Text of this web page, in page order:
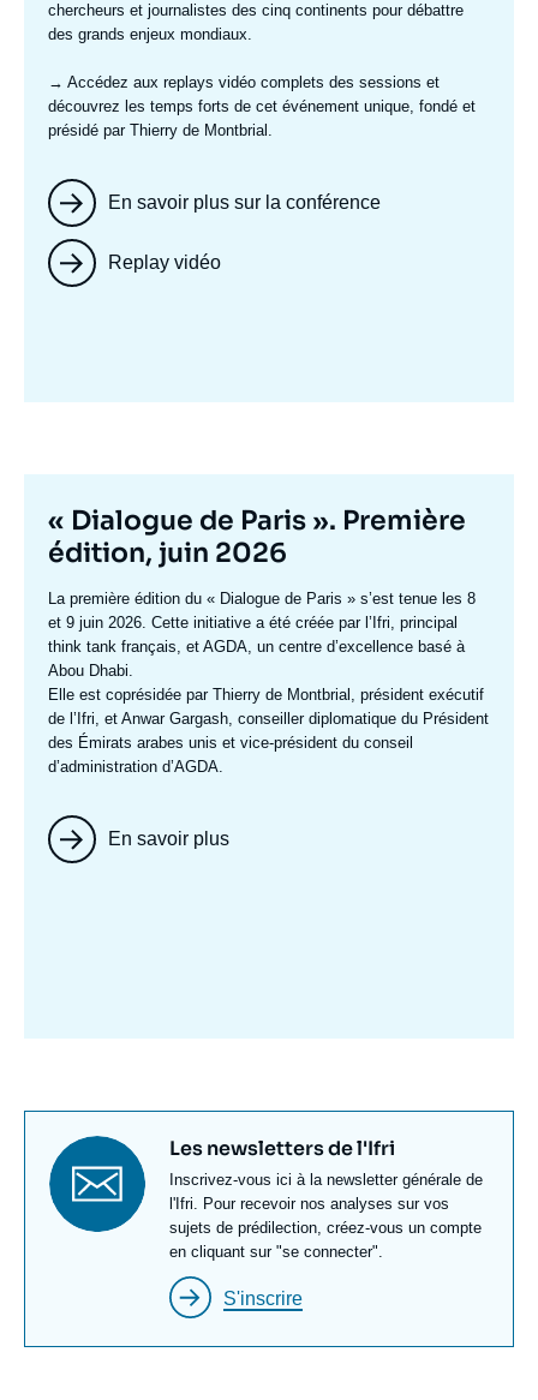
chercheurs et journalistes des cinq continents pour débattre
des grands enjeux mondiaux.
→ Accédez aux replays vidéo complets des sessions et
découvrez les temps forts de cet événement unique, fondé et
présidé par Thierry de Montbrial.
En savoir plus sur la conférence
Replay vidéo
Titre
mis
en
avant
« Dialogue de Paris ». Première
édition, juin 2026
Texte
accroche
La première édition du « Dialogue de Paris » s’est tenue les 8
et 9 juin 2026. Cette initiative a été créée par l’Ifri, principal
think tank français, et AGDA, un centre d’excellence basé à
Abou Dhabi.
Elle est coprésidée par Thierry de Montbrial , président exécutif
de l’Ifri, et Anwar Gargash, conseiller diplomatique du Président
des Émirats arabes unis et vice-président du conseil
d’administration d’AGDA.
En savoir plus
Titre
newsletter
Les newsletters de l'Ifri
Texte
Newsletter
Inscrivez-vous ici à la newsletter générale de
l'Ifri. Pour recevoir nos analyses sur vos
sujets de prédilection, créez-vous un compte
en cliquant sur "se connecter".
S'inscrire